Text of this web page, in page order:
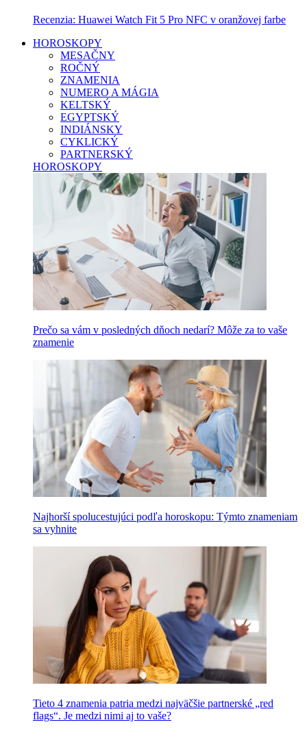
Recenzia: Huawei Watch Fit 5 Pro NFC v oranžovej farbe
HOROSKOPY
MESAČNY
ROČNÝ
ZNAMENIA
NUMERO A MÁGIA
KELTSKÝ
EGYPTSKÝ
INDIÁNSKY
CYKLICKÝ
PARTNERSKÝ
HOROSKOPY
Prečo sa vám v posledných dňoch nedarí? Môže za to vaše
znamenie
Najhorší spolucestujúci podľa horoskopu: Týmto znameniam
sa vyhnite
Tieto 4 znamenia patria medzi najväčšie partnerské „red
flags“. Je medzi nimi aj to vaše?